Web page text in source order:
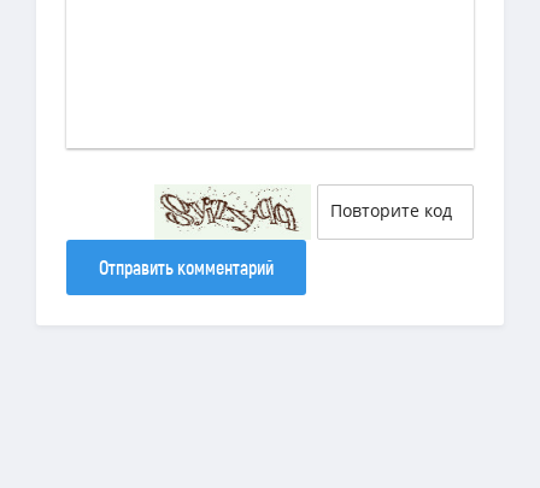
Отправить комментарий